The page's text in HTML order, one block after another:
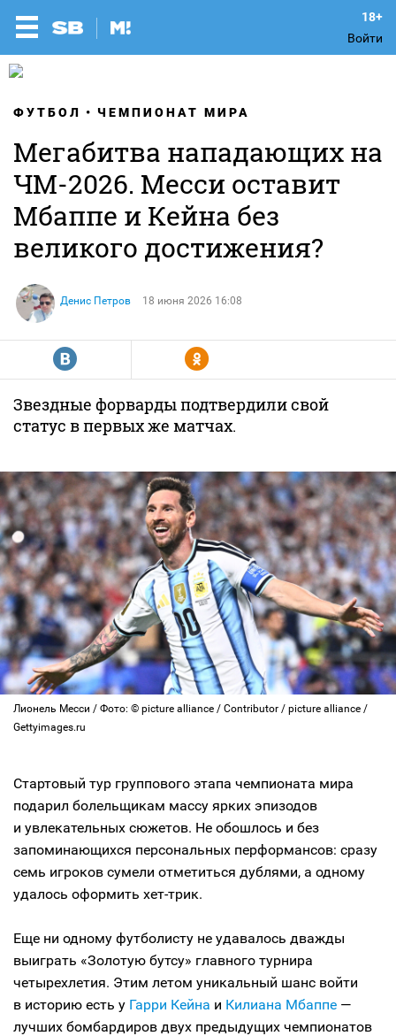
Войти
ФУТБОЛ ЧЕМПИОНАТ МИРА
Мегабитва нападающих на
ЧМ-2026. Месси оставит
Мбаппе и Кейна без
великого достижения?
Денис Петров 18 июня 2026 16:08
R Y
Звездные форварды подтвердили свой
статус в первых же матчах.
Лионель Месси / Фото: © picture alliance / Contributor / picture alliance /
Gettyimages.ru
Стартовый тур группового этапа чемпионата мира
подарил болельщикам массу ярких эпизодов
и увлекательных сюжетов. Не обошлось и без
запоминающихся персональных перформансов: сразу
семь игроков сумели отметиться дублями, а одному
удалось оформить хет-трик.
Еще ни одному футболисту не удавалось дважды
выиграть «Золотую бутсу» главного турнира
четырехлетия. Этим летом уникальный шанс войти
в историю есть у Гарри Кейна и Килиана Мбаппе —
лучших бомбардиров двух предыдущих чемпионатов